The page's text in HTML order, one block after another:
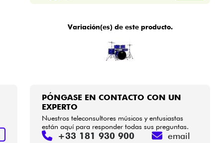
Variación(es) de este producto.
PÓNGASE EN CONTACTO CON UN
EXPERTO
Nuestros teleconsultores músicos y entusiastas
están aquí para responder todas sus preguntas.
+33 181 930 900 email